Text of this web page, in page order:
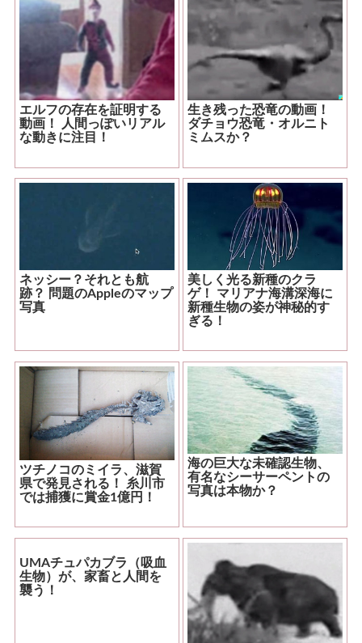
エルフの存在を証明する
動画！ 人間っぽいリアル
な動きに注目！
生き残った恐竜の動画！
ダチョウ恐竜・オルニト
ミムスか？
ネッシー？それとも航
跡？ 問題のAppleのマップ
写真
美しく光る新種のクラ
ゲ！ マリアナ海溝深海に
新種生物の姿が神秘的す
ぎる！
ツチノコのミイラ、滋賀
県で発見される！ 糸川市
では捕獲に賞金1億円！
海の巨大な未確認生物、
有名なシーサーペントの
写真は本物か？
UMAチュパカブラ（吸血
生物）が、家畜と人間を
襲う！